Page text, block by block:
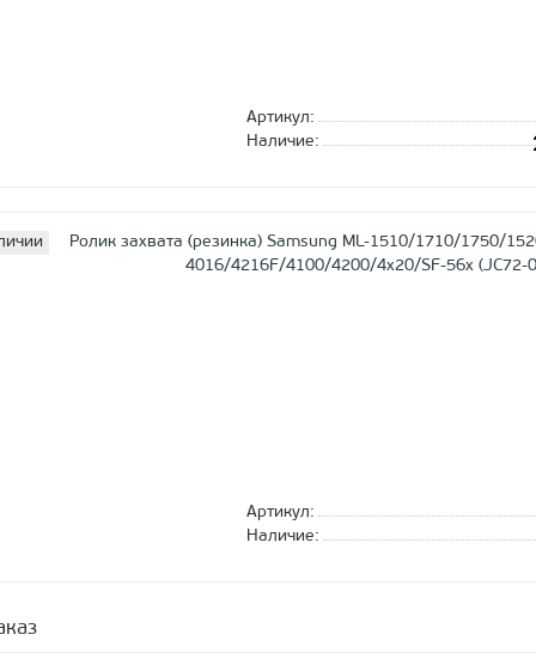
Артикул:
Наличие:
Артикул:
Наличие: